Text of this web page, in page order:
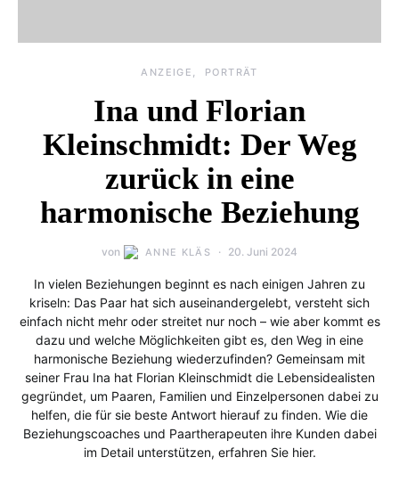
ANZEIGE PORTRÄT
Ina und Florian
Kleinschmidt: Der Weg
zurück in eine
harmonische Beziehung
von ANNE KLÄS 20. Juni 2024
In vielen Beziehungen beginnt es nach einigen Jahren zu
kriseln: Das Paar hat sich auseinandergelebt, versteht sich
einfach nicht mehr oder streitet nur noch – wie aber kommt es
dazu und welche Möglichkeiten gibt es, den Weg in eine
harmonische Beziehung wiederzufinden? Gemeinsam mit
seiner Frau Ina hat Florian Kleinschmidt die Lebensidealisten
gegründet, um Paaren, Familien und Einzelpersonen dabei zu
helfen, die für sie beste Antwort hierauf zu finden. Wie die
Beziehungscoaches und Paartherapeuten ihre Kunden dabei
im Detail unterstützen, erfahren Sie hier.